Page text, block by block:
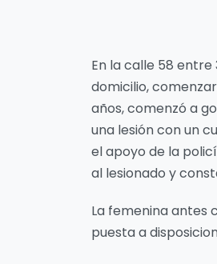
En la calle 58 entre
domicilio,
años, comenzó a
una lesión con un
el apoyo de la
al lesionado y
La femenina antes
puesta a